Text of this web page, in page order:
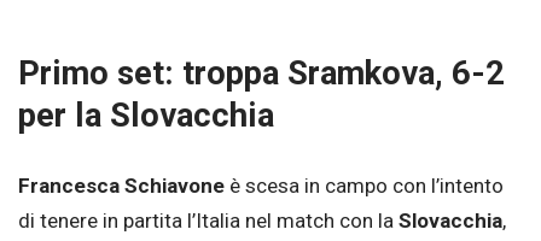
Primo set: troppa Sramkova, 6-2
per la Slovacchia
Francesca Schiavone è scesa in campo con l’intento
di tenere in partita l’Italia nel match con la Slovacchia,